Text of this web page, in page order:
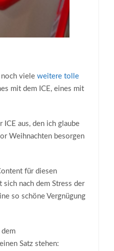
noch viele weitere tolle
mit dem ICE, eines mit
ICE aus, den ich glaube
Weihnachten besorgen
für diesen
sich nach dem Stress der
so schöne Vergnügung
Satz stehen: